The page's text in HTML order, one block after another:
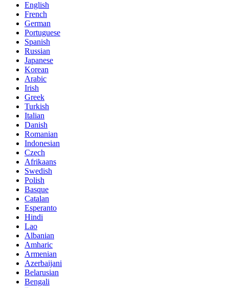
English
French
German
Portuguese
Spanish
Russian
Japanese
Korean
Arabic
Irish
Greek
Turkish
Italian
Danish
Romanian
Indonesian
Czech
Afrikaans
Swedish
Polish
Basque
Catalan
Esperanto
Hindi
Lao
Albanian
Amharic
Armenian
Azerbaijani
Belarusian
Bengali